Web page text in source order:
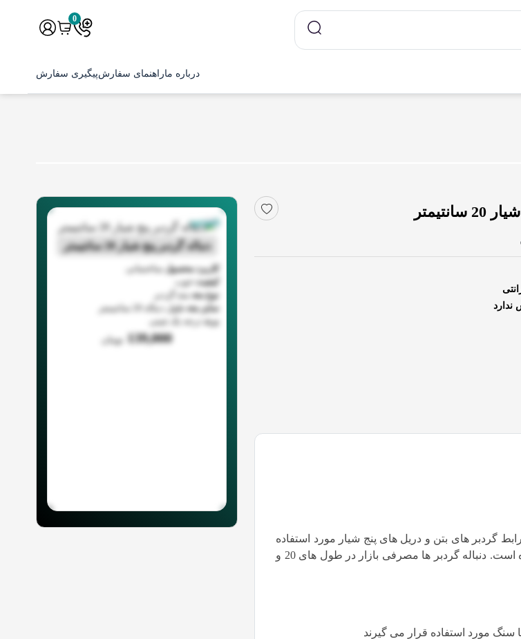
0
درباره ماراهنمای سفارشپیگیری سفارش
ندارد
گردبر های بتن و دریل های پنج شیار مورد استفاده
قرار می گیرد. این دنباله ها در طول های متفاوتی تولید و به بازار عرضه گردیده است. دنباله گردبر ها مصرفی بازار در طول های 20 و
سنگ مورد استفاده قرار می گیرند
ناموجود
دنباله گردبر پنج شیار 20 سانتیمتر
کاربرد محصولساختمانی
کیفیت خوب
نوع متهمته گردبر
سایز متهطول دنباله 20 سانتیمتر
برند درجه یک چینی
139,000 تومان